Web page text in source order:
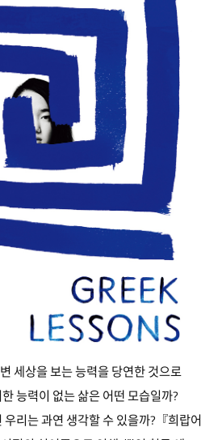
세상을 보는 능력을 당연한 것으로
능력이 없는 삶은 어떤 모습일까?
우리는 과연 생각할 수 있을까?『희랍어